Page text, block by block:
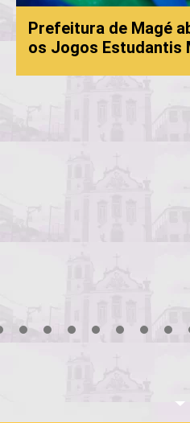
Prefeitura de Magé
os Jogos Estudantis